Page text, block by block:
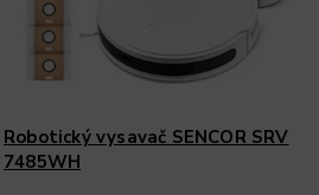
Robotický vysavač SENCOR SRV
7485WH